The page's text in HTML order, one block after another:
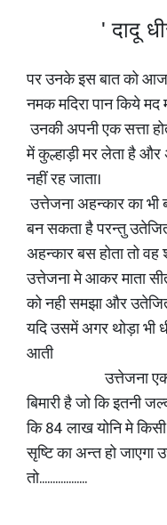
' दादू
पर उनके इस बात को आज
नमक मदिरा पान किये मद
उनकी अपनी एक सत्ता
में कुल्हाड़ी मर लेता है
नहीं रह जाता।
उत्तेजना अहन्कार का भी
बन सकता है परन्तु
अहन्कार बस होता तो वह
उत्तेजना मे आकर माता
को नही समझा और
यदि उसमें अगर थोड़ा भी
आती
उत्तेजना एक
बिमारी है जो कि इतनी
कि 84 लाख योनि मे
सृष्टि का अन्त हो जाएगा
तो..................